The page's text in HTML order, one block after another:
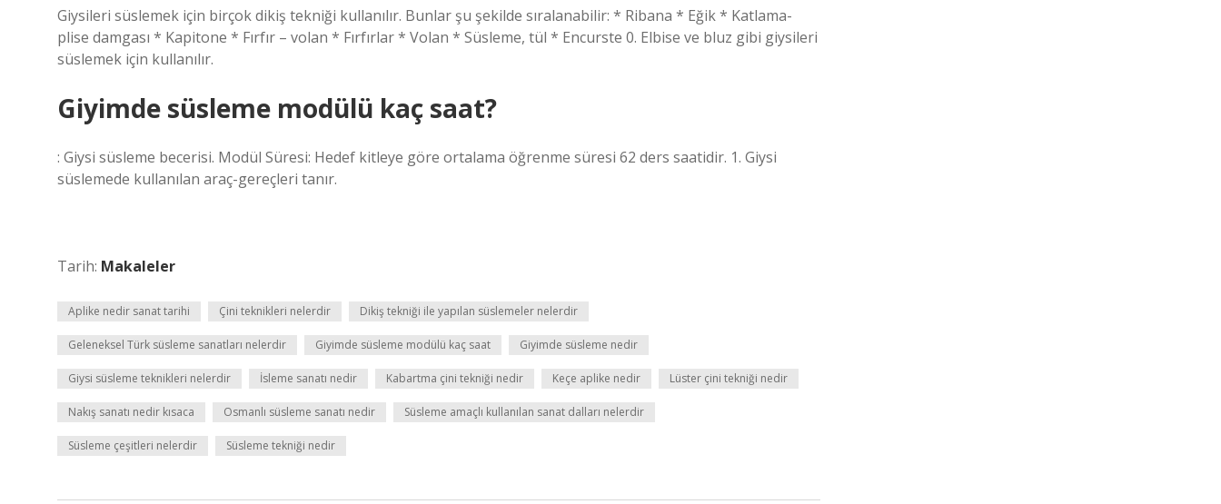
Giysileri süslemek için birçok dikiş tekniği kullanılır. Bunlar şu şekilde sıralanabilir: * Ribana * Eğik * Katlama-
plise damgası * Kapitone * Fırfır – volan * Fırfırlar * Volan * Süsleme, tül * Encurste 0. Elbise ve bluz gibi giysileri
süslemek için kullanılır.
Giyimde süsleme modülü kaç saat?
: Giysi süsleme becerisi. Modül Süresi: Hedef kitleye göre ortalama öğrenme süresi 62 ders saatidir. 1. Giysi
süslemede kullanılan araç-gereçleri tanır.
Tarih: Makaleler
Aplike nedir sanat tarihi Çini teknikleri nelerdir Dikiş tekniği ile yapılan süslemeler nelerdir
Geleneksel Türk süsleme sanatları nelerdir Giyimde süsleme modülü kaç saat Giyimde süsleme nedir
Giysi süsleme teknikleri nelerdir İsleme sanatı nedir Kabartma çini tekniği nedir Keçe aplike nedir Lüster çini tekniği nedir
Nakış sanatı nedir kısaca Osmanlı süsleme sanatı nedir Süsleme amaçlı kullanılan sanat dalları nelerdir
Süsleme çeşitleri nelerdir Süsleme tekniği nedir